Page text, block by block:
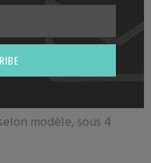
et imprimés par un
modèle, sous 4